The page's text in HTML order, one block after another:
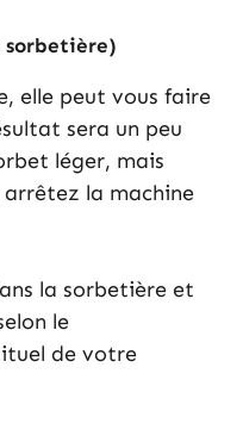
elle peut vous faire
sera un peu
léger, mais
la machine
la sorbetière et
le
de votre